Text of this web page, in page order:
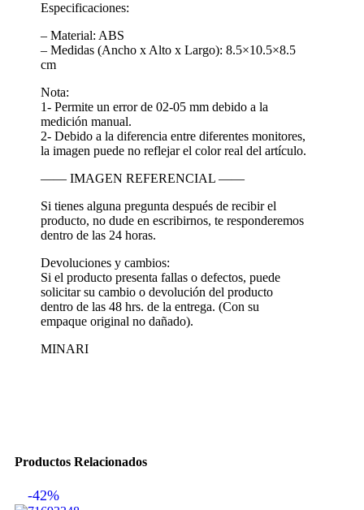
Especificaciones:
– Material: ABS
– Medidas (Ancho x Alto x Largo): 8.5×10.5×8.5
cm
Nota:
1- Permite un error de 02-05 mm debido a la
medición manual.
2- Debido a la diferencia entre diferentes monitores,
la imagen puede no reflejar el color real del artículo.
—— IMAGEN REFERENCIAL ——
Si tienes alguna pregunta después de recibir el
producto, no dude en escribirnos, te responderemos
dentro de las 24 horas.
Devoluciones y cambios:
Si el producto presenta fallas o defectos, puede
solicitar su cambio o devolución del producto
dentro de las 48 hrs. de la entrega. (Con su
empaque original no dañado).
MINARI
Productos Relacionados
-42%